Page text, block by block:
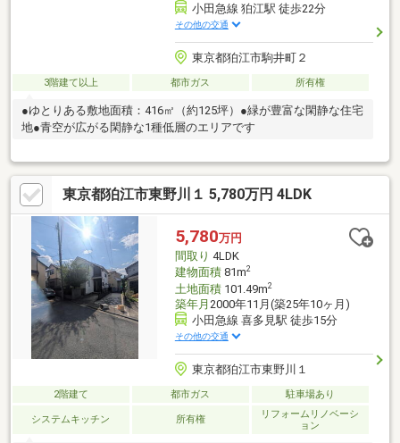
小田急線 狛江駅 徒歩22分
その他の交通
東京都狛江市駒井町２
3階建て以上 都市ガス 所有権
●ゆとりある敷地面積：416㎡（約125坪）●緑が豊富な閑静な住宅
地●青空が広がる閑静な1種低層のエリアです
東京都狛江市東野川１ 5,780万円 4LDK
5,780万円
間取り 4LDK
建物面積81m2
土地面積101.49m2
築年月 2000年11月(築25年10ヶ月)
小田急線 喜多見駅 徒歩15分
その他の交通
東京都狛江市東野川１
2階建て 都市ガス 駐車場あり
システムキッチン 所有権
リフォームリノベーシ
ョン